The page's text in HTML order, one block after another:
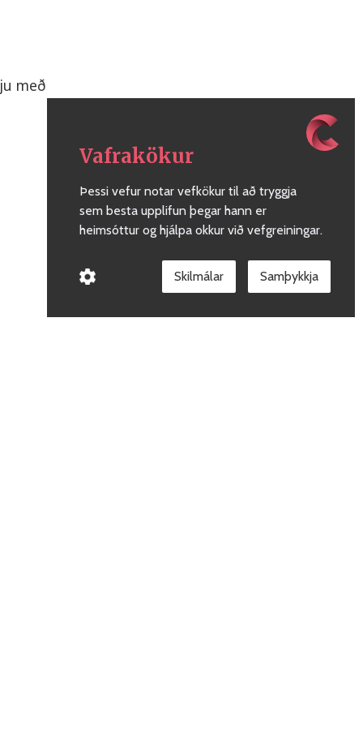
með
Vafrakökur
Þessi vefur notar vefkökur til að tryggja
sem besta upplifun þegar hann er
heimsóttur og hjálpa okkur við vefgreiningar.
Skilmálar